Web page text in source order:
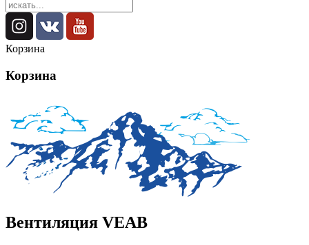
Корзина
Корзина
Вентиляция VEAB